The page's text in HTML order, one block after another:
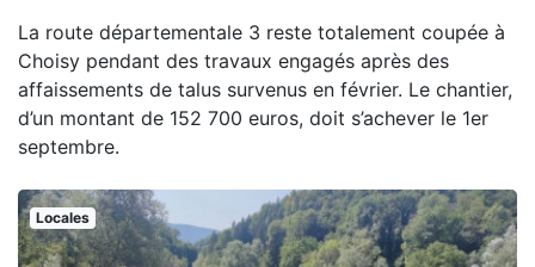
La route départementale 3 reste totalement coupée à
Choisy pendant des travaux engagés après des
affaissements de talus survenus en février. Le chantier,
d’un montant de 152 700 euros, doit s’achever le 1er
septembre.
Locales